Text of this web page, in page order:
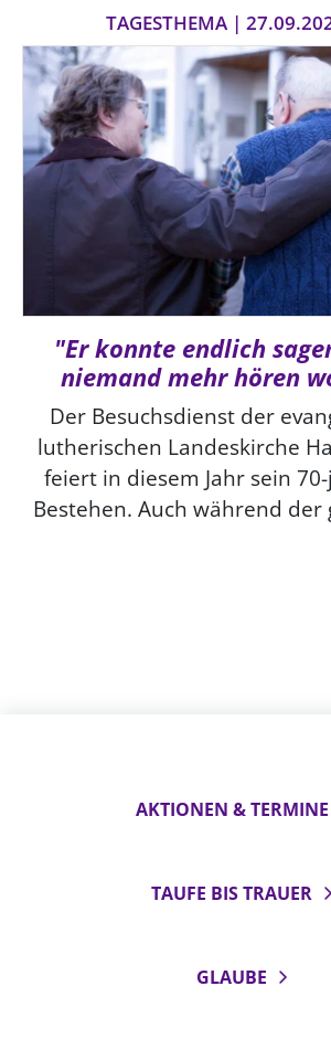
TAGESTHEMA |
"Er konnte endlich
niemand mehr hören
Der Besuchsdienst der
lutherischen Landeskirche
feiert in diesem Jahr sein
Bestehen. Auch während der
AKTIONEN & TERMINE
TAUFE BIS TRAUER
GLAUBE
Kirche und Finanzen
Personalausschuss
LANDESKIRCHENAMT
Willkommen
Kollegium
Abteilungen des
Rechnungsprüfungsamt
Fachstelle Sexualisierte Gewalt
Beschwerdestellen
Kirchenämter
Gleichstellung
Datenschutz
Geschäftsstelle Landessynode
Freie Stellen
Beteiligungsverfahren
Evangelische Kirche
Lutherische Kirche
Glaubensbekenntnis
Positionen
Ökumene
Religionen
Gegen Gewalt
KLIMASCHUTZ
Nachhaltigkeit
Erneuerbare Energien
Mobilität
Gebäude
Impressum
Datenschutz
Kontakt
Barrierefreiheit
Presse
Freie Stellen
Service für Gemeinden
Suche